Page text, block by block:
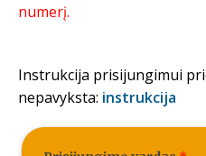
numerį.
Instrukcija prisijungimui
nepavyksta: instrukcija